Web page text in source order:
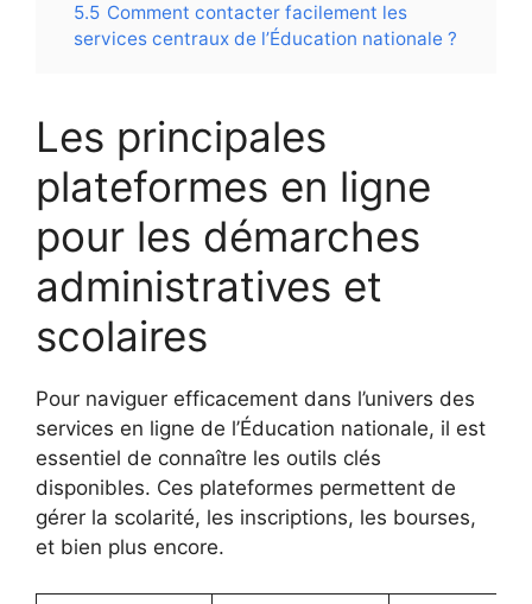
5.5 Comment contacter facilement les
services centraux de l’Éducation nationale ?
Les principales
plateformes en ligne
pour les démarches
administratives et
scolaires
Pour naviguer efficacement dans l’univers des
services en ligne de l’Éducation nationale, il est
essentiel de connaître les outils clés
disponibles. Ces plateformes permettent de
gérer la scolarité, les inscriptions, les bourses,
et bien plus encore.